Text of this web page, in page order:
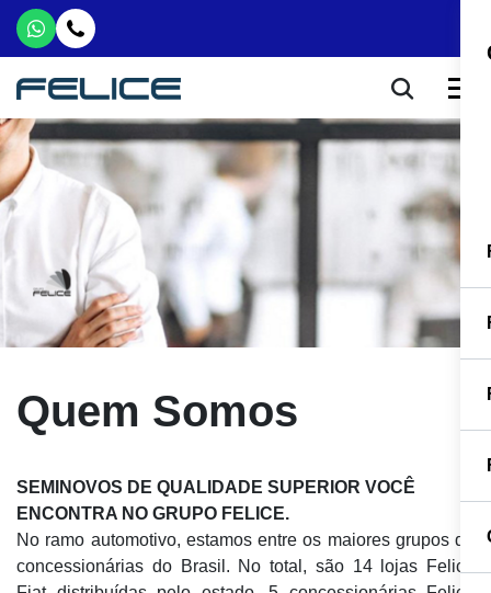
Quem Somos
SEMINOVOS DE QUALIDADE SUPERIOR VOCÊ
ENCONTRA NO GRUPO FELICE.
No ramo automotivo, estamos entre os maiores grupos de
concessionárias do Brasil. No total, são 14 lojas Felice